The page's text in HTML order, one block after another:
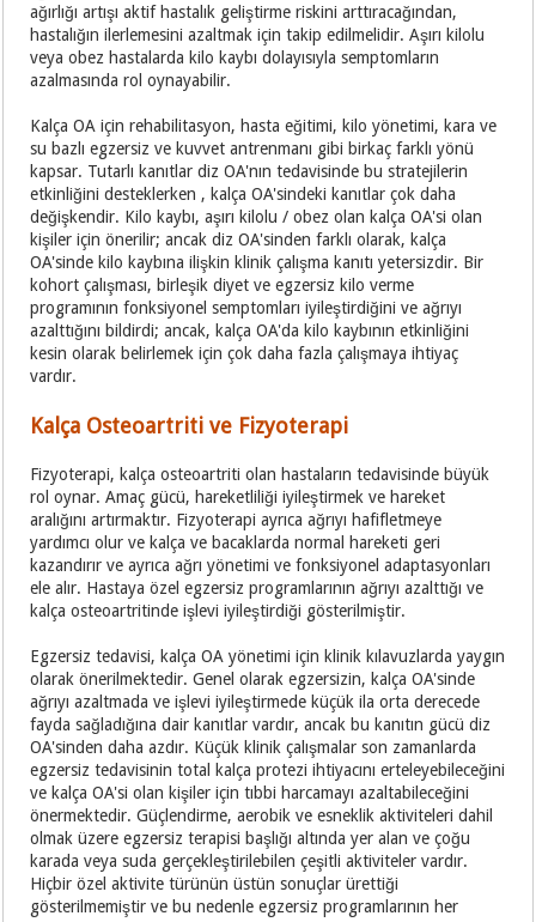
ağırlığı artışı aktif hastalık geliştirme riskini arttıracağından,
hastalığın ilerlemesini azaltmak için takip edilmelidir. Aşırı kilolu
veya obez hastalarda kilo kaybı dolayısıyla semptomların
azalmasında rol oynayabilir.
Kalça OA için rehabilitasyon, hasta eğitimi, kilo yönetimi, kara ve
su bazlı egzersiz ve kuvvet antrenmanı gibi birkaç farklı yönü
kapsar. Tutarlı kanıtlar diz OA'nın tedavisinde bu stratejilerin
etkinliğini desteklerken , kalça OA'sindeki kanıtlar çok daha
değişkendir. Kilo kaybı, aşırı kilolu / obez olan kalça OA'si olan
kişiler için önerilir; ancak diz OA'sinden farklı olarak, kalça
OA'sinde kilo kaybına ilişkin klinik çalışma kanıtı yetersizdir. Bir
kohort çalışması, birleşik diyet ve egzersiz kilo verme
programının fonksiyonel semptomları iyileştirdiğini ve ağrıyı
azalttığını bildirdi; ancak, kalça OA'da kilo kaybının etkinliğini
kesin olarak belirlemek için çok daha fazla çalışmaya ihtiyaç
vardır.
Kalça Osteoartriti ve Fizyoterapi
Fizyoterapi, kalça osteoartriti olan hastaların tedavisinde büyük
rol oynar. Amaç gücü, hareketliliği iyileştirmek ve hareket
aralığını artırmaktır. Fizyoterapi ayrıca ağrıyı hafifletmeye
yardımcı olur ve kalça ve bacaklarda normal hareketi geri
kazandırır ve ayrıca ağrı yönetimi ve fonksiyonel adaptasyonları
ele alır. Hastaya özel egzersiz programlarının ağrıyı azalttığı ve
kalça osteoartritinde işlevi iyileştirdiği gösterilmiştir.
Egzersiz tedavisi, kalça OA yönetimi için klinik kılavuzlarda yaygın
olarak önerilmektedir. Genel olarak egzersizin, kalça OA'sinde
ağrıyı azaltmada ve işlevi iyileştirmede küçük ila orta derecede
fayda sağladığına dair kanıtlar vardır, ancak bu kanıtın gücü diz
OA'sinden daha azdır. Küçük klinik çalışmalar son zamanlarda
egzersiz tedavisinin total kalça protezi ihtiyacını erteleyebileceğini
ve kalça OA'si olan kişiler için tıbbi harcamayı azaltabileceğini
önermektedir. Güçlendirme, aerobik ve esneklik aktiviteleri dahil
olmak üzere egzersiz terapisi başlığı altında yer alan ve çoğu
karada veya suda gerçekleştirilebilen çeşitli aktiviteler vardır.
Hiçbir özel aktivite türünün üstün sonuçlar ürettiği
gösterilmemiştir ve bu nedenle egzersiz programlarının her